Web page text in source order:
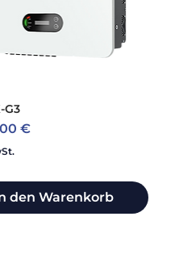
G3
€
den Warenkorb